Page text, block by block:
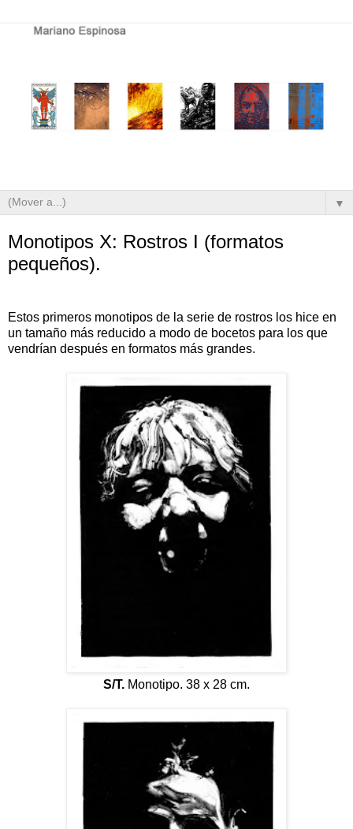
▼
Monotipos X: Rostros I (formatos
pequeños).
Estos primeros monotipos de la serie de rostros los hice en
un tamaño más reducido a modo de bocetos para los que
vendrían después en formatos más grandes.
S/T. Monotipo. 38 x 28 cm.